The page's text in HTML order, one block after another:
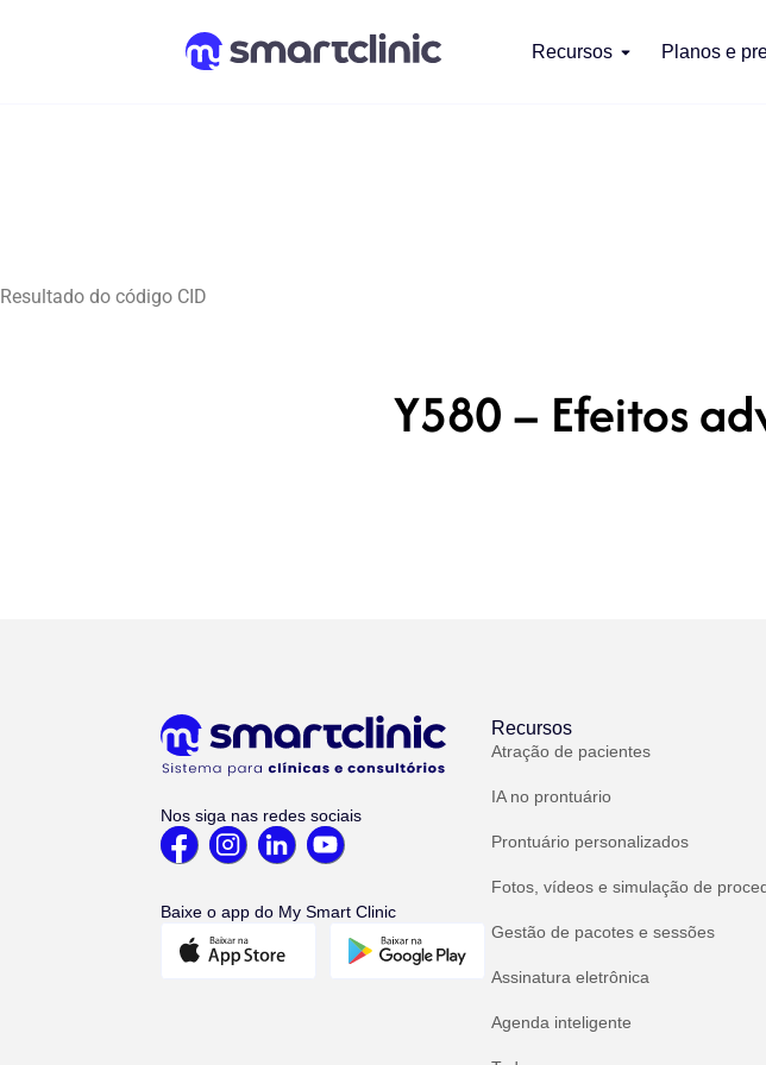
Recursos Planos e
Resultado do código CID
Y580 – Efeitos
Nos siga nas redes sociais
Baixe o app do My Smart Clinic
Recursos
Atração de pacientes
IA no prontuário
Prontuário personalizados
Fotos, vídeos e simulação de
Gestão de pacotes e sessões
Assinatura eletrônica
Agenda inteligente